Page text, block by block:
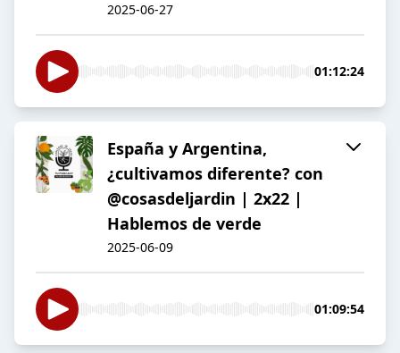
2025-06-27
01:12:24
España y Argentina,
¿cultivamos diferente? con
@cosasdeljardin | 2x22 |
Hablemos de verde
2025-06-09
01:09:54